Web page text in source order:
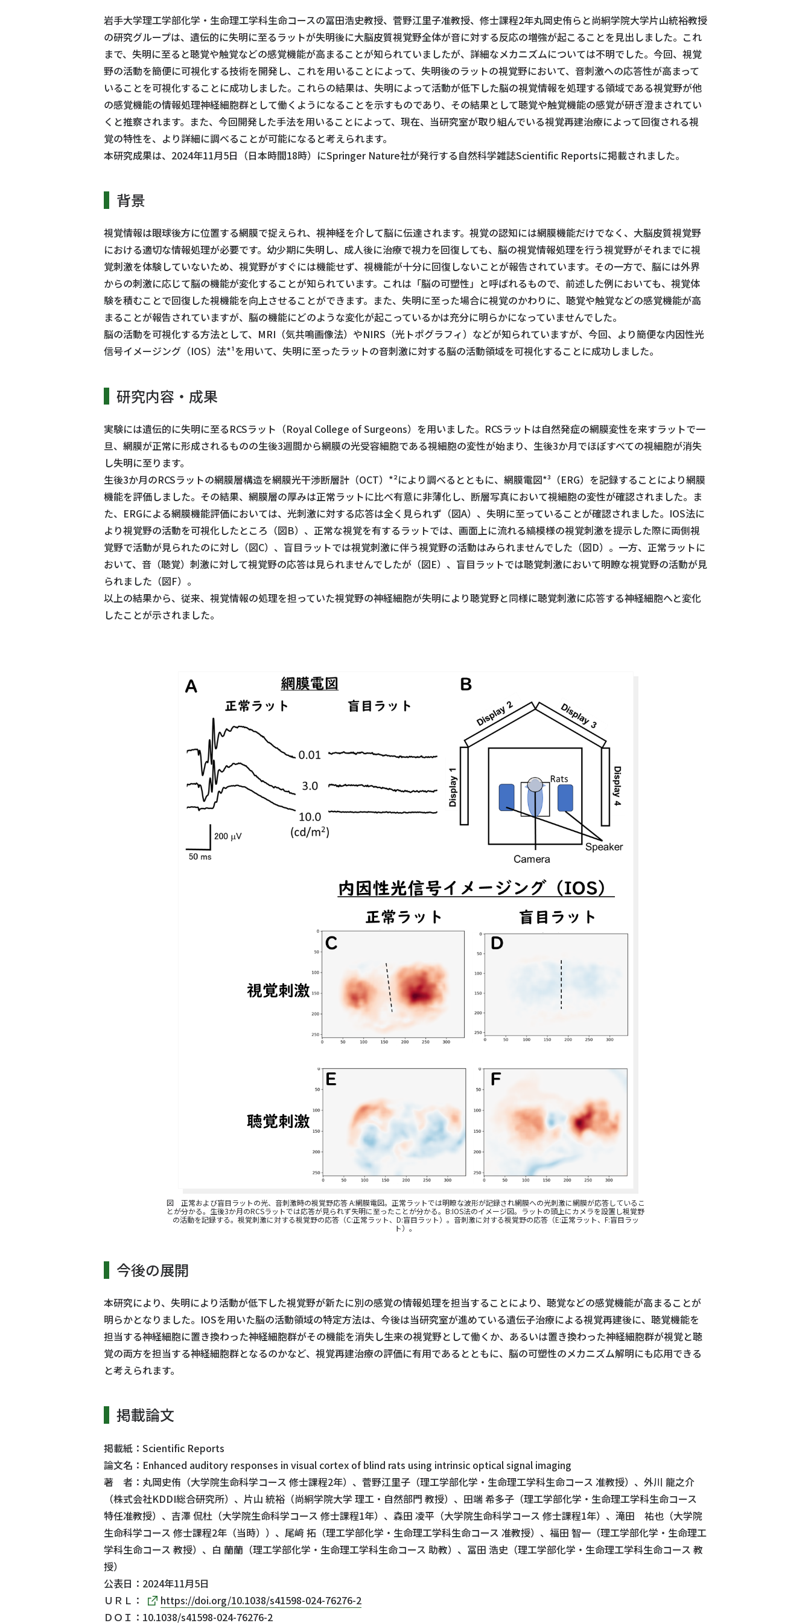
岩手大学理工学部化学・生命理工学科生命コースの冨田浩史教授、菅野江里子准教授、修士課程2年丸岡史侑らと尚絅学院大学片山統裕教授
の研究グループは、遺伝的に失明に至るラットが失明後に大脳皮質視覚野全体が音に対する反応の増強が起こることを見出しました。これ
まで、失明に至ると聴覚や触覚などの感覚機能が高まることが知られていましたが、詳細なメカニズムについては不明でした。今回、視覚
野の活動を簡便に可視化する技術を開発し、これを用いることによって、失明後のラットの視覚野において、音刺激への応答性が高まって
いることを可視化することに成功しました。これらの結果は、失明によって活動が低下した脳の視覚情報を処理する領域である視覚野が他
の感覚機能の情報処理神経細胞群として働くようになることを示すものであり、その結果として聴覚や触覚機能の感覚が研ぎ澄まされてい
くと推察されます。また、今回開発した手法を用いることによって、現在、当研究室が取り組んでいる視覚再建治療によって回復される視
覚の特性を、より詳細に調べることが可能になると考えられます。
本研究成果は、2024年11月5日（日本時間18時）にSpringer Nature社が発行する自然科学雑誌Scientific Reportsに掲載されました。
背景
視覚情報は眼球後方に位置する網膜で捉えられ、視神経を介して脳に伝達されます。視覚の認知には網膜機能だけでなく、大脳皮質視覚野
における適切な情報処理が必要です。幼少期に失明し、成人後に治療で視力を回復しても、脳の視覚情報処理を行う視覚野がそれまでに視
覚刺激を体験していないため、視覚野がすぐには機能せず、視機能が十分に回復しないことが報告されています。その一方で、脳には外界
からの刺激に応じて脳の機能が変化することが知られています。これは「脳の可塑性」と呼ばれるもので、前述した例においても、視覚体
験を積むことで回復した視機能を向上させることができます。また、失明に至った場合に視覚のかわりに、聴覚や触覚などの感覚機能が高
まることが報告されていますが、脳の機能にどのような変化が起こっているかは充分に明らかになっていませんでした。
脳の活動を可視化する方法として、MRI（気共鳴画像法）やNIRS（光トポグラフィ）などが知られていますが、今回、より簡便な内因性光
信号イメージング（IOS）法*¹を用いて、失明に至ったラットの音刺激に対する脳の活動領域を可視化することに成功しました。
研究内容・成果
実験には遺伝的に失明に至るRCSラット（Royal College of Surgeons）を用いました。RCSラットは自然発症の網膜変性を来すラットで一
旦、網膜が正常に形成されるものの生後3週間から網膜の光受容細胞である視細胞の変性が始まり、生後3か月でほぼすべての視細胞が消失
し失明に至ります。
生後3か月のRCSラットの網膜層構造を網膜光干渉断層計（OCT）*²により調べるとともに、網膜電図*³（ERG）を記録することにより網膜
機能を評価しました。その結果、網膜層の厚みは正常ラットに比べ有意に非薄化し、断層写真において視細胞の変性が確認されました。ま
た、ERGによる網膜機能評価においては、光刺激に対する応答は全く見られず（図A）、失明に至っていることが確認されました。IOS法に
より視覚野の活動を可視化したところ（図B）、正常な視覚を有するラットでは、画面上に流れる縞模様の視覚刺激を提示した際に両側視
覚野で活動が見られたのに対し（図C）、盲目ラットでは視覚刺激に伴う視覚野の活動はみられませんでした（図D）。一方、正常ラットに
おいて、音（聴覚）刺激に対して視覚野の応答は見られませんでしたが（図E）、盲目ラットでは聴覚刺激において明瞭な視覚野の活動が見
られました（図F）。
以上の結果から、従来、視覚情報の処理を担っていた視覚野の神経細胞が失明により聴覚野と同様に聴覚刺激に応答する神経細胞へと変化
したことが示されました。
図 正常および盲目ラットの光、音刺激時の視覚野応答 A:網膜電図。正常ラットでは明瞭な波形が記録され網膜への光刺激に網膜が応答しているこ
とが分かる。生後3か月のRCSラットでは応答が見られず失明に至ったことが分かる。B:IOS法のイメージ図。ラットの頭上にカメラを設置し視覚野
の活動を記録する。視覚刺激に対する視覚野の応答（C:正常ラット、D:盲目ラット）。音刺激に対する視覚野の応答（E:正常ラット、F:盲目ラッ
ト）。
今後の展開
本研究により、失明により活動が低下した視覚野が新たに別の感覚の情報処理を担当することにより、聴覚などの感覚機能が高まることが
明らかとなりました。IOSを用いた脳の活動領域の特定方法は、今後は当研究室が進めている遺伝子治療による視覚再建後に、聴覚機能を
担当する神経細胞に置き換わった神経細胞群がその機能を消失し生来の視覚野として働くか、あるいは置き換わった神経細胞群が視覚と聴
覚の両方を担当する神経細胞群となるのかなど、視覚再建治療の評価に有用であるとともに、脳の可塑性のメカニズム解明にも応用できる
と考えられます。
掲載論文
掲載紙：Scientific Reports
論文名：Enhanced auditory responses in visual cortex of blind rats using intrinsic optical signal imaging
著 者：丸岡史侑（大学院生命科学コース 修士課程2年）、菅野江里子（理工学部化学・生命理工学科生命コース 准教授）、外川 龍之介
（株式会社KDDI総合研究所）、片山 統裕（尚絅学院大学 理工・自然部門 教授）、田端 希多子（理工学部化学・生命理工学科生命コース
特任准教授）、吉澤 侃杜（大学院生命科学コース 修士課程1年）、森田 凌平（大学院生命科学コース 修士課程1年）、滝田 祐也（大学院
生命科学コース 修士課程2年（当時））、尾﨑 拓（理工学部化学・生命理工学科生命コース 准教授）、福田 智一（理工学部化学・生命理工
学科生命コース 教授）、白 蘭蘭（理工学部化学・生命理工学科生命コース 助教）、冨田 浩史（理工学部化学・生命理工学科生命コース 教
授）
公表日：2024年11月5日
ＵＲＬ：
https://doi.org/10.1038/s41598-024-76276-2
ＤＯＩ：10.1038/s41598-024-76276-2